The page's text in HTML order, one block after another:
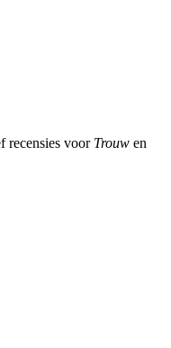
recensies voor Trouw en